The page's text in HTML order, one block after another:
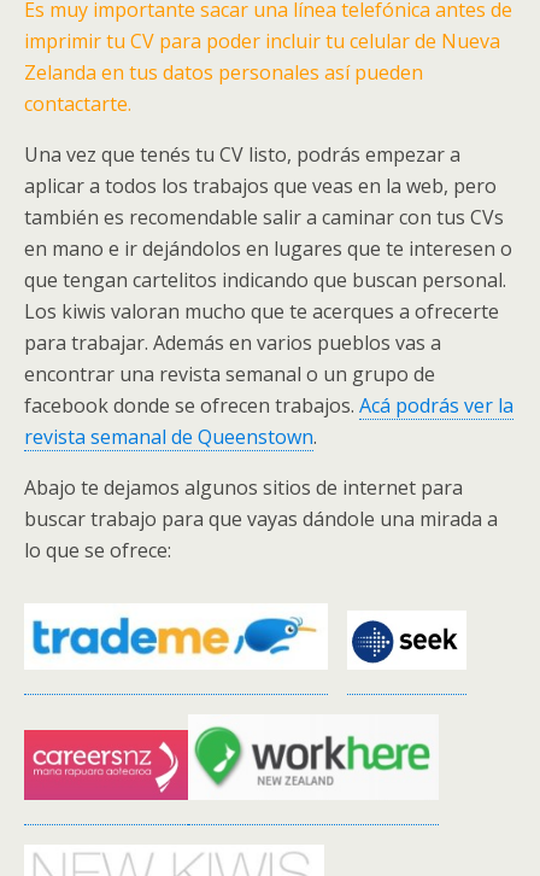
Es muy importante sacar una línea telefónica antes de
imprimir tu CV para poder incluir tu celular de Nueva
Zelanda en tus datos personales así pueden
contactarte.
Una vez que tenés tu CV listo, podrás empezar a
aplicar a todos los trabajos que veas en la web, pero
también es recomendable salir a caminar con tus CVs
en mano e ir dejándolos en lugares que te interesen o
que tengan cartelitos indicando que buscan personal.
Los kiwis valoran mucho que te acerques a ofrecerte
para trabajar. Además en varios pueblos vas a
encontrar una revista semanal o un grupo de
facebook donde se ofrecen trabajos. Acá podrás ver la
revista semanal de Queenstown.
Abajo te dejamos algunos sitios de internet para
buscar trabajo para que vayas dándole una mirada a
lo que se ofrece: